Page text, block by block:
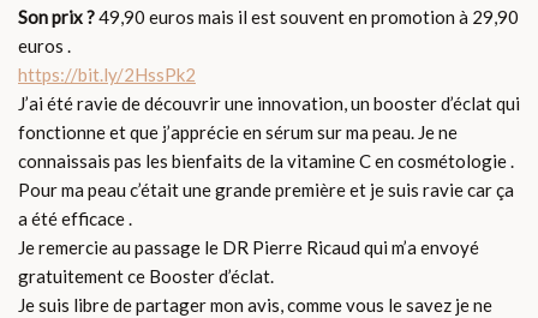
Son prix ?49,90 euros mais il est souvent en promotion à 29,90
euros .
https://bit.ly/2HssPk2
J’ai été ravie de découvrir une innovation, un booster d’éclat qui
fonctionne et que j’apprécie en sérum sur ma peau. Je ne
connaissais pas les bienfaits de la vitamine C en cosmétologie .
Pour ma peau c’était une grande première et je suis ravie car ça
a été efficace .
Je remercie au passage le DR Pierre Ricaud qui m’a envoyé
gratuitement ce Booster d’éclat.
Je suis libre de partager mon avis, comme vous le savez je ne